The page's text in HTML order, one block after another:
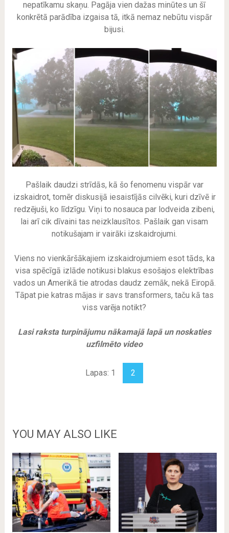
nepatīkamu skaņu. Pagāja vien dažas minūtes un šī
konkrētā parādība izgaisa tā, itkā nemaz nebūtu vispār
bijusi.
Pašlaik daudzi strīdās, kā šo fenomenu vispār var
izskaidrot, tomēr diskusijā iesaistījās cilvēki, kuri dzīvē ir
redzējuši, ko līdzīgu. Viņi to nosauca par lodveida zibeni,
lai arī cik dīvaini tas neizklausītos. Pašlaik gan visam
notikušajam ir vairāki izskaidrojumi.
Viens no vienkāršākajiem izskaidrojumiem esot tāds, ka
visa spēcīgā izlāde notikusi blakus esošajos elektrības
vados un Amerikā tie atrodas daudz zemāk, nekā Eiropā.
Tāpat pie katras mājas ir savs transformers, taču kā tas
viss varēja notikt?
Lasi raksta turpinājumu nākamajā lapā un noskaties
uzfilmēto video
Lapas: 1 2
YOU MAY ALSO LIKE